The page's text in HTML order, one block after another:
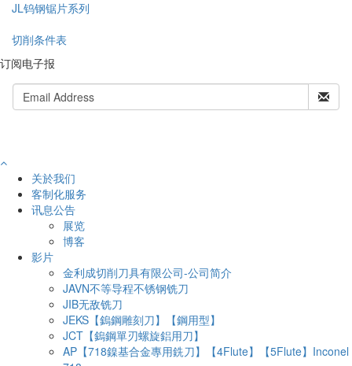
JL钨钢锯片系列
切削条件表
订阅电子报
关於我们
客制化服务
讯息公告
展览
博客
影片
金利成切削刀具有限公司-公司简介
JAVN不等导程不锈钢铣刀
JIB无敌铣刀
JEKS【鎢鋼雕刻刀】【鋼用型】
JCT【鎢鋼單刃螺旋鋁用刀】
AP【718鎳基合金專用銑刀】【4Flute】【5Flute】Inconel